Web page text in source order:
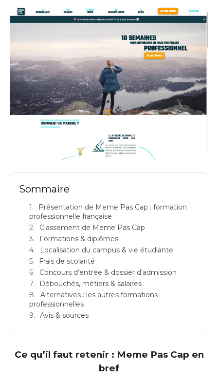
Meme Pas Cap présentation de l'formation professionnelle: formations
Sommaire
Présentation de Meme Pas Cap : formation
professionnelle française
Classement de Meme Pas Cap
Formations & diplômes
Localisation du campus & vie étudiante
Frais de scolarité
Concours d’entrée & dossier d’admission
Débouchés, métiers & salaires
Alternatives : les autres formations
professionnelles
Avis & sources
Ce qu’il faut retenir : Meme Pas Cap en
bref